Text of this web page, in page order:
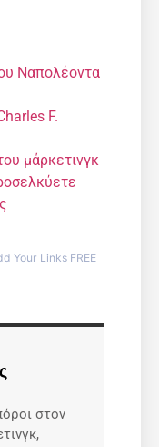
Ναπολέοντα
F.
μάρκετινγκ
στον